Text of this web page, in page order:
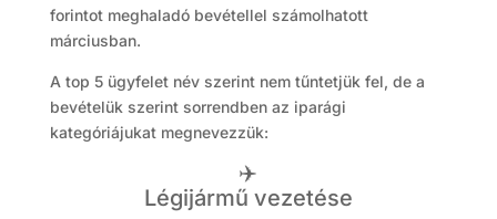
forintot meghaladó bevétellel számolhatott
márciusban.
A top 5 ügyfelet név szerint nem tűntetjük fel, de a
bevételük szerint sorrendben az iparági
kategóriájukat megnevezzük:
✈️
Légijármű vezetése